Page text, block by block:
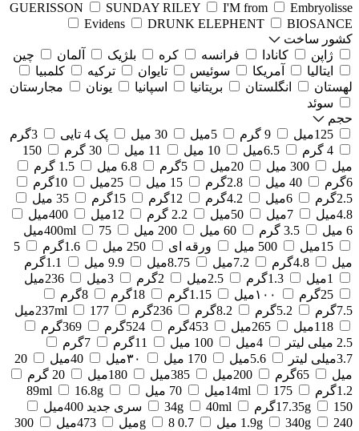
GUERISSON
SUNDAY RILEY I'M from
Embryolisse
Evidens
DRUNK ELEPHENT
BIOSANCE
کشور ساخت
ژاپن
کانادا فرانسه کره بلژیک آلمان
چین
ایتالیا
آمریکا سوئیس تایوان ترکیه
کلمبیا
لهستان
انگلستان بریتانیا اسپانیا یونان
مجارستان
سوئد
حجم
125میل
9 گرم 5میل 30 میل پک 4 تایی
3گرم
4 گرم
6.5میل 10 میل 11 میل 30 گرم
150
میل
300 میل 20میل 5گرم 6.8 میل
1.5 گرم
6گرم
40 میل 2.8گرم 15 میل 25میل
10گرم
2.5گرم
6میل 4.2گرم 12گرم 15گرم
35 میل
4.8میل
7میل 50میل 2.2 گرم 12میل
400میل
6 میل
3.5 گرم 60 میل 200 میل 400ml
75میل
15میل
500 میل ورقه ای 250 میل 1.6گرم
5
میل
4.8گرم 7.2میل 8.75میل 9.9 میل
1.1گرم
1میل
1.3گرم 2.5میل 2گرم 3میل
236میل
25گرم
۱۰۰میل 1.15گرم 18گرم
8گرم
7.5گرم
5.2گرم 8.2گرم 236گرم 237ml
177میل
118میل
265میل 453گرم 524گرم
369گرم
2.5 میلی لیتر
4میل 100 میل 11گرم
7گرم
3.7میلی لیتر
5.6میل 170 میل ۳۰میل 40میل
20
میل
65گرم 200میل 385میل 180میل
20 گرم
1.2گرم
14ml 175میل 70 میل 89ml
16.8g
17.35g
150گرم 34g 40ml
سری جدید 400میل
1.9g
340g 240 میل 0.7 g 8میل 473میل
300